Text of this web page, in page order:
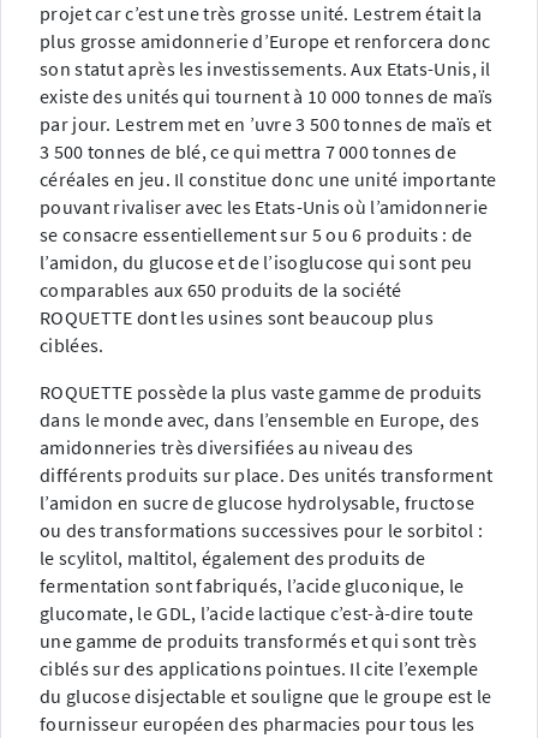
projet car c’est une très grosse unité. Lestrem était la
plus grosse amidonnerie d’Europe et renforcera donc
son statut après les investissements. Aux Etats-Unis, il
existe des unités qui tournent à 10 000 tonnes de maïs
par jour. Lestrem met en ’uvre 3 500 tonnes de maïs et
3 500 tonnes de blé, ce qui mettra 7 000 tonnes de
céréales en jeu. Il constitue donc une unité importante
pouvant rivaliser avec les Etats-Unis où l’amidonnerie
se consacre essentiellement sur 5 ou 6 produits : de
l’amidon, du glucose et de l’isoglucose qui sont peu
comparables aux 650 produits de la société
ROQUETTE dont les usines sont beaucoup plus
ciblées.
ROQUETTE possède la plus vaste gamme de produits
dans le monde avec, dans l’ensemble en Europe, des
amidonneries très diversifiées au niveau des
différents produits sur place. Des unités transforment
l’amidon en sucre de glucose hydrolysable, fructose
ou des transformations successives pour le sorbitol :
le scylitol, maltitol, également des produits de
fermentation sont fabriqués, l’acide gluconique, le
glucomate, le GDL, l’acide lactique c’est-à-dire toute
une gamme de produits transformés et qui sont très
ciblés sur des applications pointues. Il cite l’exemple
du glucose disjectable et souligne que le groupe est le
fournisseur européen des pharmacies pour tous les